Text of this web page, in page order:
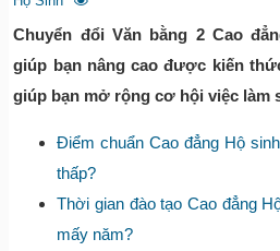
Chuyển đổi Văn bằng 2 Cao
giúp bạn nâng cao được kiến
giúp bạn mở rộng cơ hội việc làm
Điểm chuẩn Cao đẳng Hộ
thấp?
Thời gian đào tạo Cao đẳng
mấy năm?